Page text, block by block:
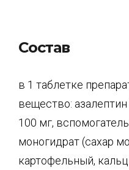
Состав
в 1 таблетке
вещество:
100 мг,
моногидрат (сахар
картофельный,